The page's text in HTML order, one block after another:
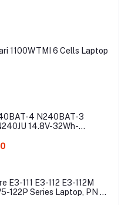
1100WTMI 6 Cells Laptop
4 N240BAT-3
14.8V-32Wh-
E3-111 E3-112 E3-112M
122P Series Laptop, PN -